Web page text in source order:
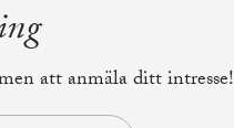
att anmäla ditt intresse!